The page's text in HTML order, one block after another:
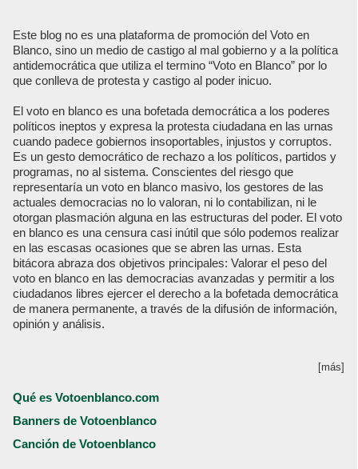
Este blog no es una plataforma de promoción del Voto en
Blanco, sino un medio de castigo al mal gobierno y a la política
antidemocrática que utiliza el termino “Voto en Blanco” por lo
que conlleva de protesta y castigo al poder inicuo.
El voto en blanco es una bofetada democrática a los poderes
políticos ineptos y expresa la protesta ciudadana en las urnas
cuando padece gobiernos insoportables, injustos y corruptos.
Es un gesto democrático de rechazo a los políticos, partidos y
programas, no al sistema. Conscientes del riesgo que
representaría un voto en blanco masivo, los gestores de las
actuales democracias no lo valoran, ni lo contabilizan, ni le
otorgan plasmación alguna en las estructuras del poder. El voto
en blanco es una censura casi inútil que sólo podemos realizar
en las escasas ocasiones que se abren las urnas. Esta
bitácora abraza dos objetivos principales: Valorar el peso del
voto en blanco en las democracias avanzadas y permitir a los
ciudadanos libres ejercer el derecho a la bofetada democrática
de manera permanente, a través de la difusión de información,
opinión y análisis.
[más]
Qué es Votoenblanco.com
Banners de Votoenblanco
Canción de Votoenblanco